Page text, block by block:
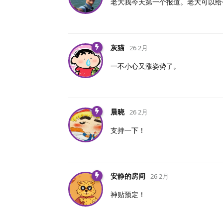
灰猫 26 2月
一不小心又涨姿势了。
晨晓 26 2月
支持一下！
安静的房间 26 2月
神贴预定！